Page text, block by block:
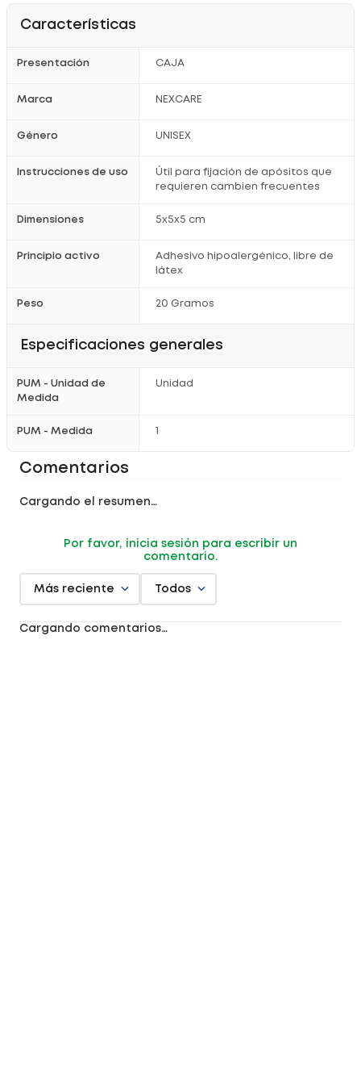
Características
Presentación CAJA
Marca NEXCARE
Género UNISEX
Instrucciones de uso
Útil para fijación de apósitos que
requieren cambien frecuentes
Dimensiones 5x5x5 cm
Principio activo
Adhesivo hipoalergénico, libre de
látex
Peso 20 Gramos
Especificaciones generales
PUM - Unidad de
Medida
Unidad
PUM - Medida
Comentarios
Cargando el resumen…
Por favor, inicia sesión para escribir un
comentario.
Más reciente Todos
Cargando comentarios…